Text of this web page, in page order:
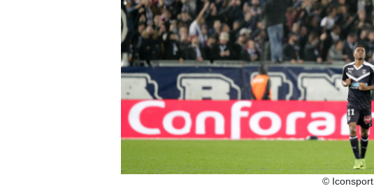
© Iconsport